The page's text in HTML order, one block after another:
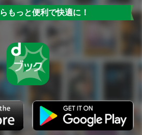
もっと便利で快適に！